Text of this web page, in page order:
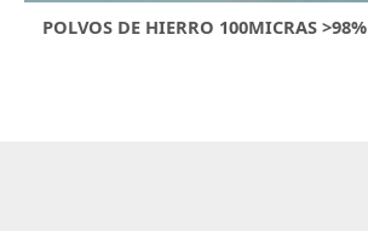
POLVOS DE HIERRO 100MICRAS >98%